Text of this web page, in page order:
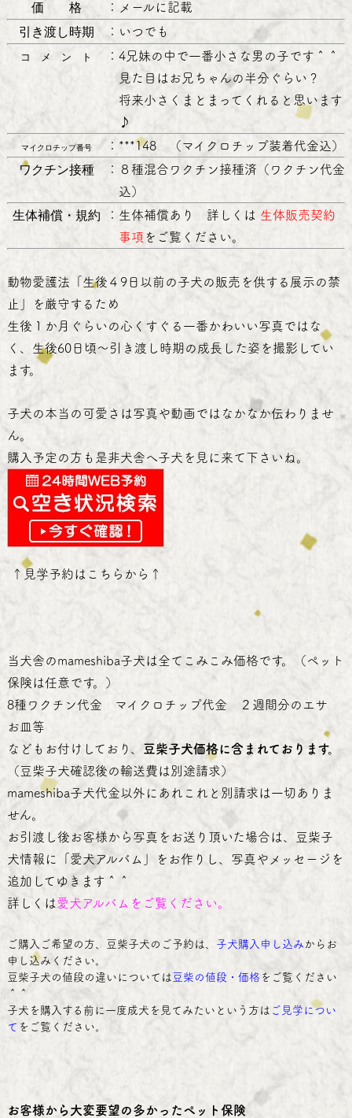
価 格 ： メールに記載
引き渡し時期 ： いつでも
コ メ ン ト ： 4兄妹の中で一番小さな男の子です＾＾
見た目はお兄ちゃんの半分ぐらい？
将来小さくまとまってくれると思います
♪
マイクロチップ番号 ： ***148 （マイクロチップ装着代金込）
ワクチン接種 ：
８種混合ワクチン接種済（ワクチン代金
込）
生体補償・規約 ： 生体補償あり 詳しくは 生体販売契約
事項 をご覧ください。
動物愛護法「生後４9日以前の子犬の販売を供する展示の禁
止」を厳守するため
生後１か月ぐらいの心くすぐる一番かわいい写真ではな
く、生後60日頃～引き渡し時期の成長した姿を撮影してい
ます。
子犬の本当の可愛さは写真や動画ではなかなか伝わりませ
ん。
購入予定の方も是非犬舎へ子犬を見に来て下さいね。
↑ 見学予約はこちらから ↑
当犬舎のmameshiba子犬は全てこみこみ価格です。（ペット
保険は任意です。）
8種ワクチン代金 マイクロチップ代金 ２週間分のエサ
お皿等
などもお付けしており、 豆柴子犬価格に含まれております。
（豆柴子犬確認後の輸送費は別途請求）
mameshiba子犬代金以外にあれこれと別請求は一切ありま
せん。
お引渡し後お客様から写真をお送り頂いた場合は、豆柴子
犬情報に「愛犬アルバム」をお作りし、写真やメッセージを
追加してゆきます＾＾
詳しくは愛犬アルバム をご覧ください。
ご購入ご希望の方、豆柴子犬のご予約は、 子犬購入申し込み からお
申し込みください。
豆柴子犬の値段の違いについては 豆柴の値段・価格をご覧ください
＾＾
子犬を購入する前に一度成犬を見てみたいという方は ご見学につい
て をご覧ください。
お客様から大変要望の多かったペット保険